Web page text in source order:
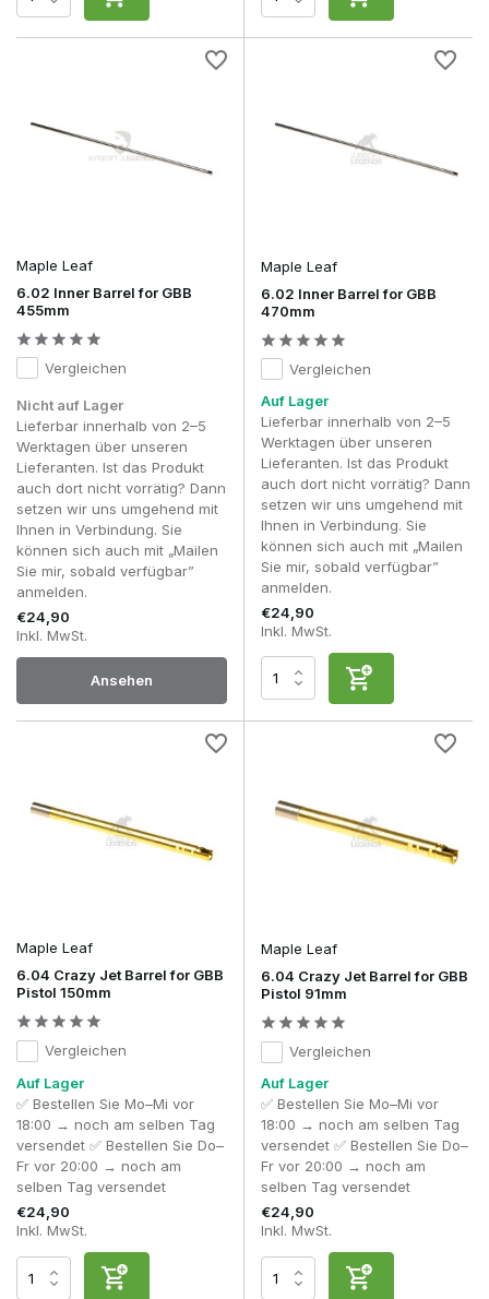
Maple Leaf
6.02 Inner Barrel for GBB
455mm
Vergleichen
Nicht auf Lager
Lieferbar innerhalb von 2–5
Werktagen über unseren
Lieferanten. Ist das Produkt
auch dort nicht vorrätig? Dann
setzen wir uns umgehend mit
Ihnen in Verbindung. Sie
können sich auch mit „Mailen
Sie mir, sobald verfügbar”
anmelden.
€24,90
Inkl. MwSt.
Ansehen
Maple Leaf
6.02 Inner Barrel for GBB
470mm
Vergleichen
Auf Lager
Lieferbar innerhalb von 2–5
Werktagen über unseren
Lieferanten. Ist das Produkt
auch dort nicht vorrätig? Dann
setzen wir uns umgehend mit
Ihnen in Verbindung. Sie
können sich auch mit „Mailen
Sie mir, sobald verfügbar”
anmelden.
€24,90
Inkl. MwSt.
Maple Leaf
6.04 Crazy Jet Barrel for GBB
Pistol 150mm
Vergleichen
Auf Lager
✅ Bestellen Sie Mo–Mi vor
18:00 → noch am selben Tag
versendet ✅ Bestellen Sie Do–
Fr vor 20:00 → noch am
selben Tag versendet
€24,90
Inkl. MwSt.
Maple Leaf
6.04 Crazy Jet Barrel for GBB
Pistol 91mm
Vergleichen
Auf Lager
✅ Bestellen Sie Mo–Mi vor
18:00 → noch am selben Tag
versendet ✅ Bestellen Sie Do–
Fr vor 20:00 → noch am
selben Tag versendet
€24,90
Inkl. MwSt.